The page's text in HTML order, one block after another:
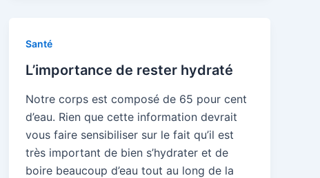
Santé
L’importance de rester hydraté
Notre corps est composé de 65 pour cent
d’eau. Rien que cette information devrait
vous faire sensibiliser sur le fait qu’il est
très important de bien s’hydrater et de
boire beaucoup d’eau tout au long de la